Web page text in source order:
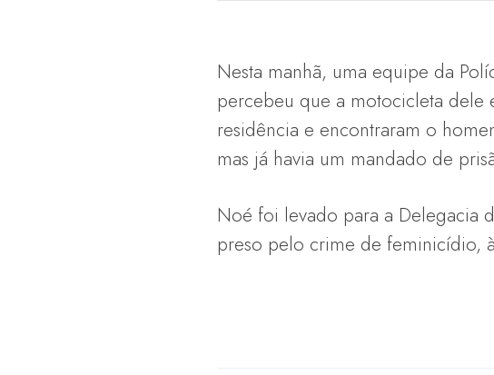
Nesta manhã, uma equipe da
percebeu que a motocicleta dele
residência e encontraram o
mas já havia um mandado de
Noé foi levado para a Delegacia
preso pelo crime de feminicídio,